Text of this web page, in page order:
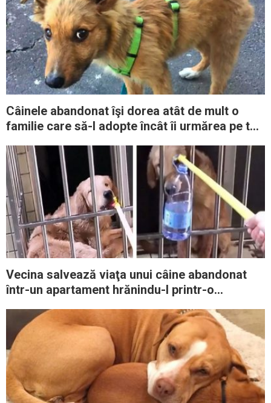
Câinele abandonat îşi dorea atât de mult o
familie care să-l adopte încât îi urmărea pe toţi
Vecina salvează viaţa unui câine abandonat
într-un apartament hrănindu-l printr-o